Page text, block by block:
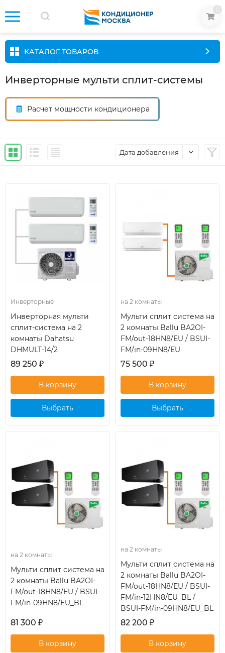
КАТАЛОГ ТОВАРОВ
Инверторные мульти сплит-системы
Расчет мощности кондиционера
Дата добавления
Инверторные
Инверторная мульти
сплит-система на 2
комнаты Dahatsu
DHMULT-14/2
89 250 ₽
Выбрать
на 2 комнаты
Мульти сплит система на
2 комнаты Ballu BA2OI-
FM/out-18HN8/EU / BSUI-
FM/in-09HN8/EU
75 500 ₽
Выбрать
на 2 комнаты
Мульти сплит система на
2 комнаты Ballu BA2OI-
FM/out-18HN8/EU / BSUI-
FM/in-09HN8/EU_BL
81 300 ₽
на 2 комнаты
Мульти сплит система на
2 комнаты Ballu BA2OI-
FM/out-18HN8/EU / BSUI-
FM/in-12HN8/EU_BL /
BSUI-FM/in-09HN8/EU_BL
82 200 ₽